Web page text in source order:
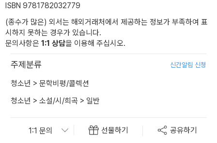
ISBN 9781782032779
(종수가 많은) 외서는 해외거래처에서 제공하는 정보가 부족하여 표
시하지 못하는 경우가 있습니다.
문의사항은 1:1 상담을 이용해 주십시오.
주제분류 신간알림 신청
청소년 > 문학비평/콜렉션
청소년 > 소설/시/희곡 > 일반
선물하기 공유하기